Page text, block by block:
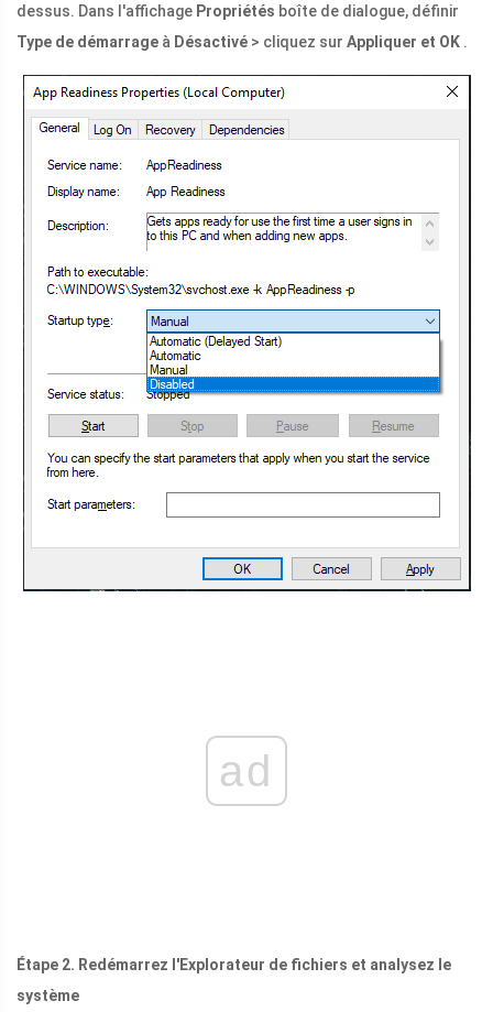
dessus. Dans l'affichage Propriétés boîte de dialogue, définir
Type de démarrage à Désactivé > cliquez sur Appliquer et OK .
ad
Étape 2. Redémarrez l'Explorateur de fichiers et analysez le
système